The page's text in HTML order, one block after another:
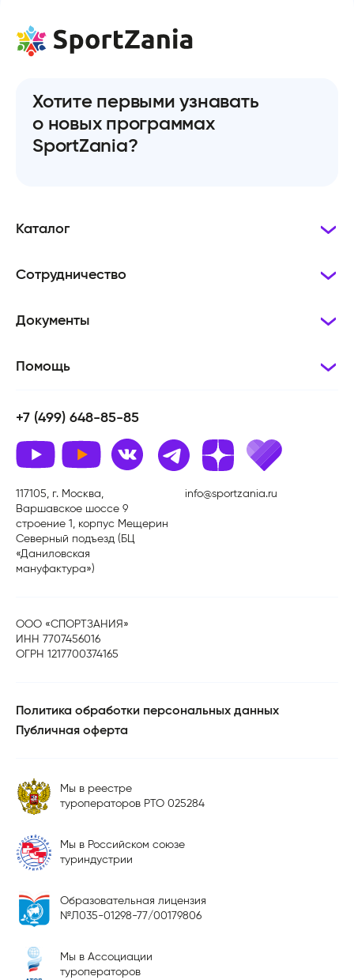
Хотите первыми узнавать
о новых программах
SportZania?
Каталог
Сотрудничество
Документы
Помощь
+7 (499) 648-85-85
117105, г. Москва,
Варшавское шоссе 9
строение 1, корпус Мещерин
Северный подъезд (БЦ
«Даниловская
мануфактура»)
info@sportzania.ru
ООО «СПОРТЗАНИЯ»
ИНН 7707456016
ОГРН 1217700374165
Политика обработки персональных данных
Публичная оферта
Мы в реестре
туроператоров РТО 025284
Мы в Российском союзе
туриндустрии
Образовательная лицензия
№Л035-01298-77/00179806
Мы в Ассоциации
туроператоров